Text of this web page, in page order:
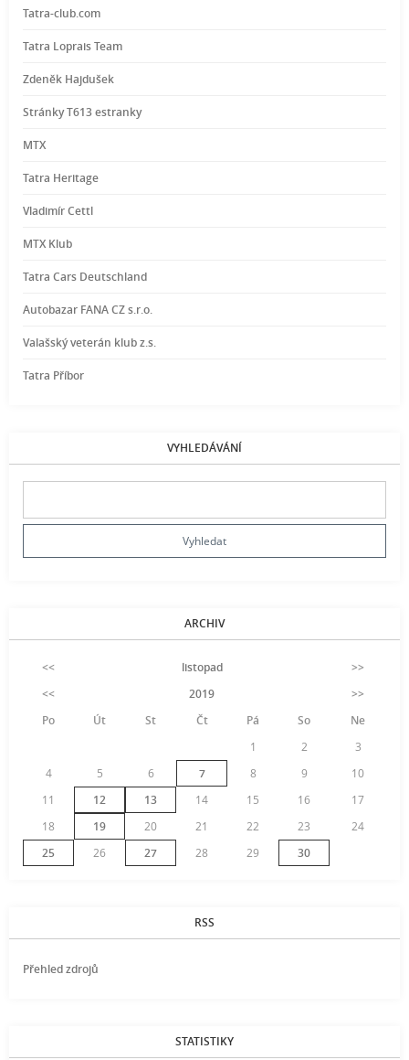
Tatra-club.com
Tatra Loprais Team
Zdeněk Hajdušek
Stránky T613 estranky
MTX
Tatra Heritage
Vladimír Cettl
MTX Klub
Tatra Cars Deutschland
Autobazar FANA CZ s.r.o.
Valašský veterán klub z.s.
Tatra Příbor
VYHLEDÁVÁNÍ
ARCHIV
<< listopad
>>
<<
2019
>>
Po
Út St Čt Pá So
Ne
1
2
3
4
5 6 7 8 9
10
11
12 13 14 15 16
17
18
19 20 21 22 23
24
25
26 27 28 29 30
RSS
Přehled zdrojů
STATISTIKY